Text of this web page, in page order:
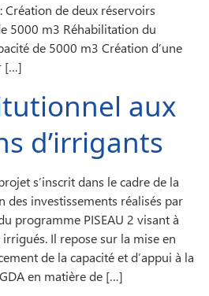
de deux réservoirs
5000 m3 Réhabilitation du
de 5000 m3 Création d’une
[…]
aux
d’irrigants
s’inscrit dans le cadre de la
des investissements réalisés par
programme PISEAU 2 visant à
Il repose sur la mise en
de la capacité et d’appui à la
en matière de […]